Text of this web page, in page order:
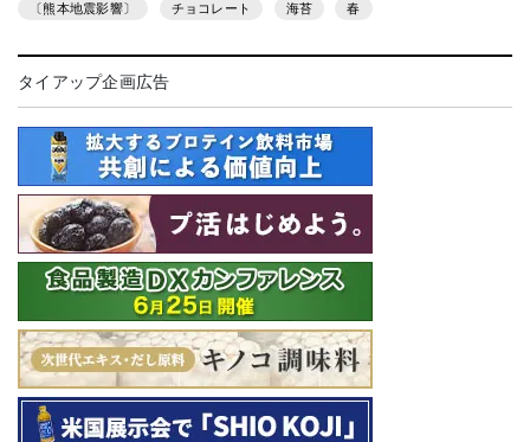
〔熊本地震影響〕 チョコレート 海苔 春
タイアップ企画広告